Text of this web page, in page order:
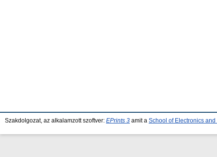
Szakdolgozat, az alkalamzott szoftver: EPrints 3 amit a School of Electronics